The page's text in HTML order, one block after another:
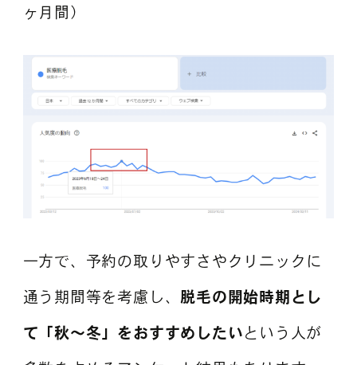
ヶ月間）
一方で、予約の取りやすさやクリニックに
通う期間等を考慮し、 脱毛の開始時期とし
て「秋～冬」をおすすめしたい という人が